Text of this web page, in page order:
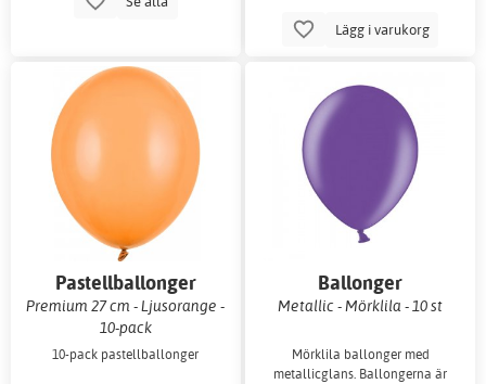
Lägg i varukorg
Pastellballonger
Premium 27 cm - Ljusorange -
10-pack
10-pack pastellballonger
Ballonger
Metallic - Mörklila - 10 st
Mörklila ballonger med
metallicglans. Ballongerna är